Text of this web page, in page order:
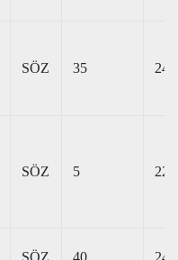
SÖZ 35
SÖZ 5
SÖZ 40